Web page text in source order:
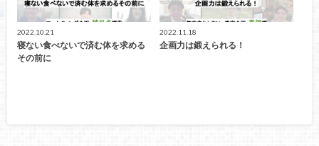
2022.10.21
寝ない食べないで済む体を求める
その前に
2022.11.18
企画力は鍛えられる！